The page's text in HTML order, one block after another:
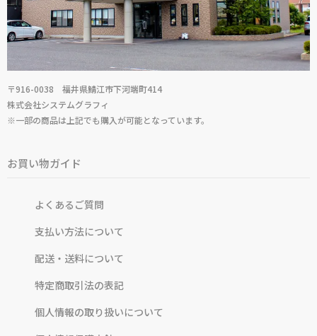
〒916-0038 福井県鯖江市下河端町414
株式会社システムグラフィ
※一部の商品は上記でも購入が可能となっています。
お買い物ガイド
よくあるご質問
支払い方法について
配送・送料について
特定商取引法の表記
個人情報の取り扱いについて